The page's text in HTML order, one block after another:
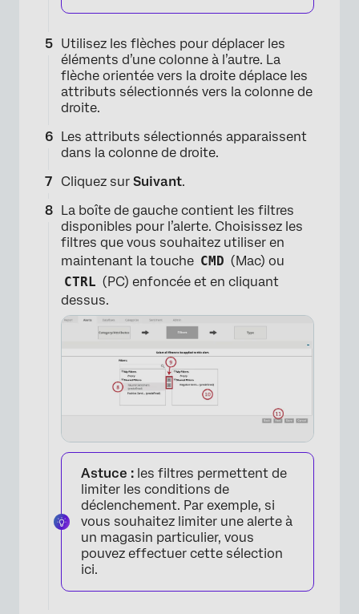
Utilisez les flèches pour déplacer les
éléments d’une colonne à l’autre. La
flèche orientée vers la droite déplace les
attributs sélectionnés vers la colonne de
droite.
Les attributs sélectionnés apparaissent
dans la colonne de droite.
Cliquez sur Suivant.
La boîte de gauche contient les filtres
disponibles pour l’alerte. Choisissez les
filtres que vous souhaitez utiliser en
maintenant la touche CMD (Mac) ou
CTRL (PC) enfoncée et en cliquant
dessus.
Astuce : les filtres permettent de
limiter les conditions de
déclenchement. Par exemple, si
vous souhaitez limiter une alerte à
un magasin particulier, vous
pouvez effectuer cette sélection
ici.